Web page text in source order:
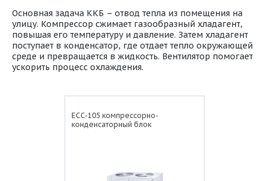
Основная задача ККБ – отвод тепла из помещения на
улицу. Компрессор сжимает газообразный хладагент,
повышая его температуру и давление. Затем хладагент
поступает в конденсатор, где отдает тепло окружающей
среде и превращается в жидкость. Вентилятор помогает
ускорить процесс охлаждения.
ECC-105 компрессорно-
конденсаторный блок